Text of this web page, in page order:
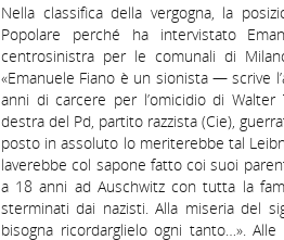
Nella classifica della vergogna, la
Popolare perché ha intervistato
centrosinistra per le comunali di
«Emanuele Fiano è un sionista — scrive
anni di carcere per l’omicidio di
destra del Pd, partito razzista (Cie),
posto in assoluto lo meriterebbe tal
laverebbe col sapone fatto coi suoi
a 18 anni ad Auschwitz con tutta la
sterminati dai nazisti. Alla miseria del
bisogna ricordarglielo ogni tanto…».